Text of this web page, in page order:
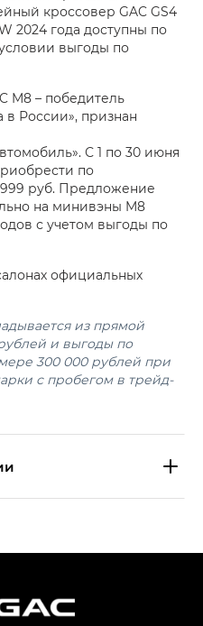
кроссовер GAC GS4
2024 года доступны по
выгоды по
M8 – победитель
в России», признан
С 1 по 30 июня
по
руб. Предложение
на минивэны M8
с учетом выгоды по
официальных
из прямой
и выгоды по
300 000 рублей при
с пробегом в трейд-
Эс Тэ — ST